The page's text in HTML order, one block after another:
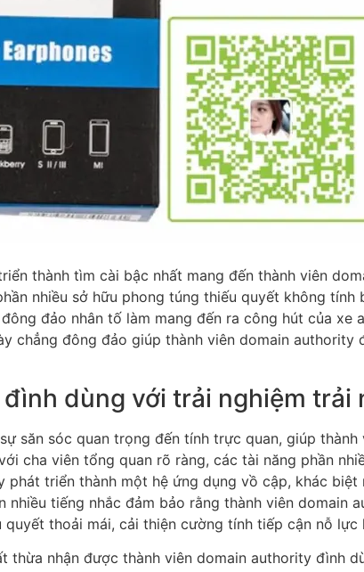
thành tìm cài bậc nhất mang đến thành viên
nhiều sở hữu phong túng thiếu quyết không tính
đảo nhân tố làm mang đến ra công hút của
chẳng đông đảo giúp thành viên domain
dùng với trải nghiệm trải
săn sóc quan trọng đến tính trực quan, giúp
cha viên tổng quan rõ ràng, các tài năng phần
triển thành một hệ ứng dụng vồ cập, khác
tiếng nhắc đảm bảo rằng thành viên domain
thoải mái, cải thiện cường tính tiếp cận nỗ lực
nhận được thành viên domain authority đình